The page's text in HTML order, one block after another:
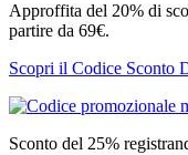
Approffita del 20% di
partire da 69€.
Scopri il Codice Sconto
Sconto del 25%